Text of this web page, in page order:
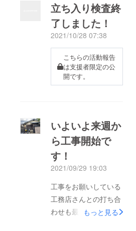
立ち入り検査終
了しました！
2021/10/28 07:38
こちらの活動報告
は支援者限定の公
開です。
いよいよ来週か
ら工事開始で
す！
2021/09/29 19:03
工事をお願いしている
工務店さんとの打ち合
わせも最終の話し合い
もっと見る